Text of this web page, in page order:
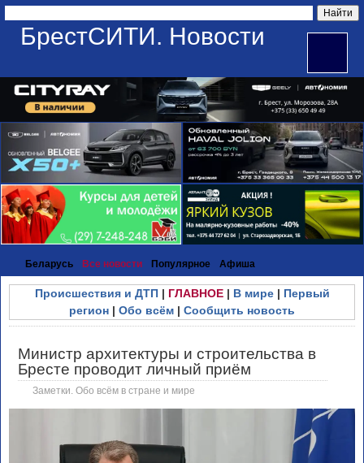
БрестСИТИ. Новости
Беларусь Все новости Популярное Афиша
Происшествия и ДТП| ГЛАВНОЕ| В мире| Первый
регион | Обо всём | Сообщить новость
Министр архитектуры и строительства в
Бресте проводит личный приём
Заметки. Обо всём в стране и мире